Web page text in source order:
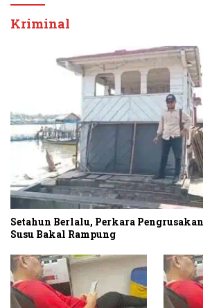
Kriminal
Setahun Berlalu, Perkara
Susu Bakal Rampung